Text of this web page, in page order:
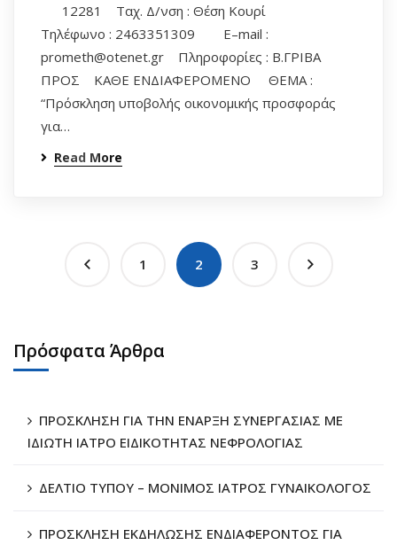
12281 Ταχ. Δ/νση : Θέση Κουρί
Τηλέφωνο : 2463351309 E–mail :
prometh@otenet.gr Πληροφορίες : Β.ΓΡΙΒΑ
ΠΡΟΣ ΚΑΘΕ ΕΝΔΙΑΦΕΡΟΜΕΝΟ ΘΕΜΑ :
“Πρόσκληση υποβολής οικονομικής προσφοράς
για…
Read More
1 2 3
Πρόσφατα Άρθρα
ΠΡΟΣΚΛΗΣΗ ΓΙΑ ΤΗΝ ΕΝΑΡΞΗ ΣΥΝΕΡΓΑΣΙΑΣ ΜΕ
ΙΔΙΩΤΗ ΙΑΤΡΟ ΕΙΔΙΚΟΤΗΤΑΣ ΝΕΦΡΟΛΟΓΙΑΣ
ΔΕΛΤΙΟ ΤΥΠΟΥ – ΜΟΝΙΜΟΣ ΙΑΤΡΟΣ ΓΥΝΑΙΚΟΛΟΓΟΣ
ΠΡΟΣΚΛΗΣΗ ΕΚΔΗΛΩΣΗΣ ΕΝΔΙΑΦΕΡΟΝΤΟΣ ΓΙΑ